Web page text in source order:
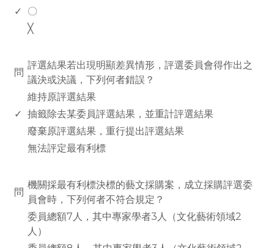
✓
〇
╳
問
評選結果若出現明顯差異情形，評選委員會得作出之
議決或決議，下列何者錯誤？
維持原評選結果
✓ 抽籤除去某委員評選結果，並重計評選結果
廢棄原評選結果，重行提出評選結果
無法評定最有利標
問
機關採最有利標決標的藝文採購案，成立採購評選委
員會時，下列何者不符合規定？
委員總額7人，其中專家學者3人（文化藝術領域2
人）